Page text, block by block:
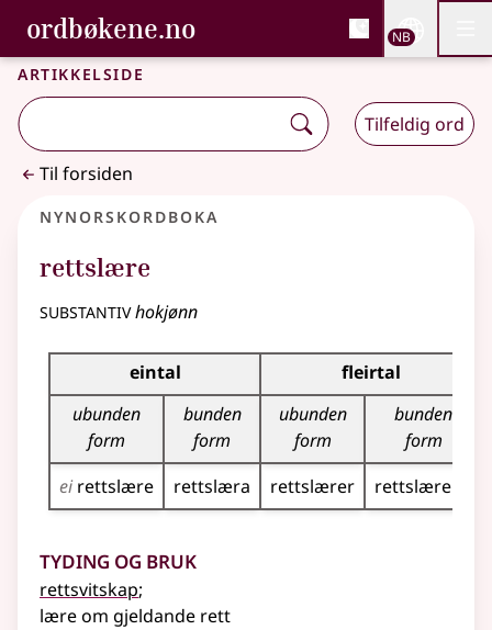
Gå til hovedinnhold
Tilgjengelighet
ordbøkene.no, Bokmålsordboka og
Bokmålsordboka og Nynorskordboka
NB
Artikkelside
Tilfeldig ord
Til forsiden
Nynorskordboka
rettslære
substantivhokjønn
Bøyningstabell for dette substantivet
eintal
fleirtal
ubunden
form
bunden
form
ubunden
form
bunden
form
ei rettslære rettslæra rettslærer rettslærene
Tyding og bruk
rettsvitskap;
lære om gjeldande rett